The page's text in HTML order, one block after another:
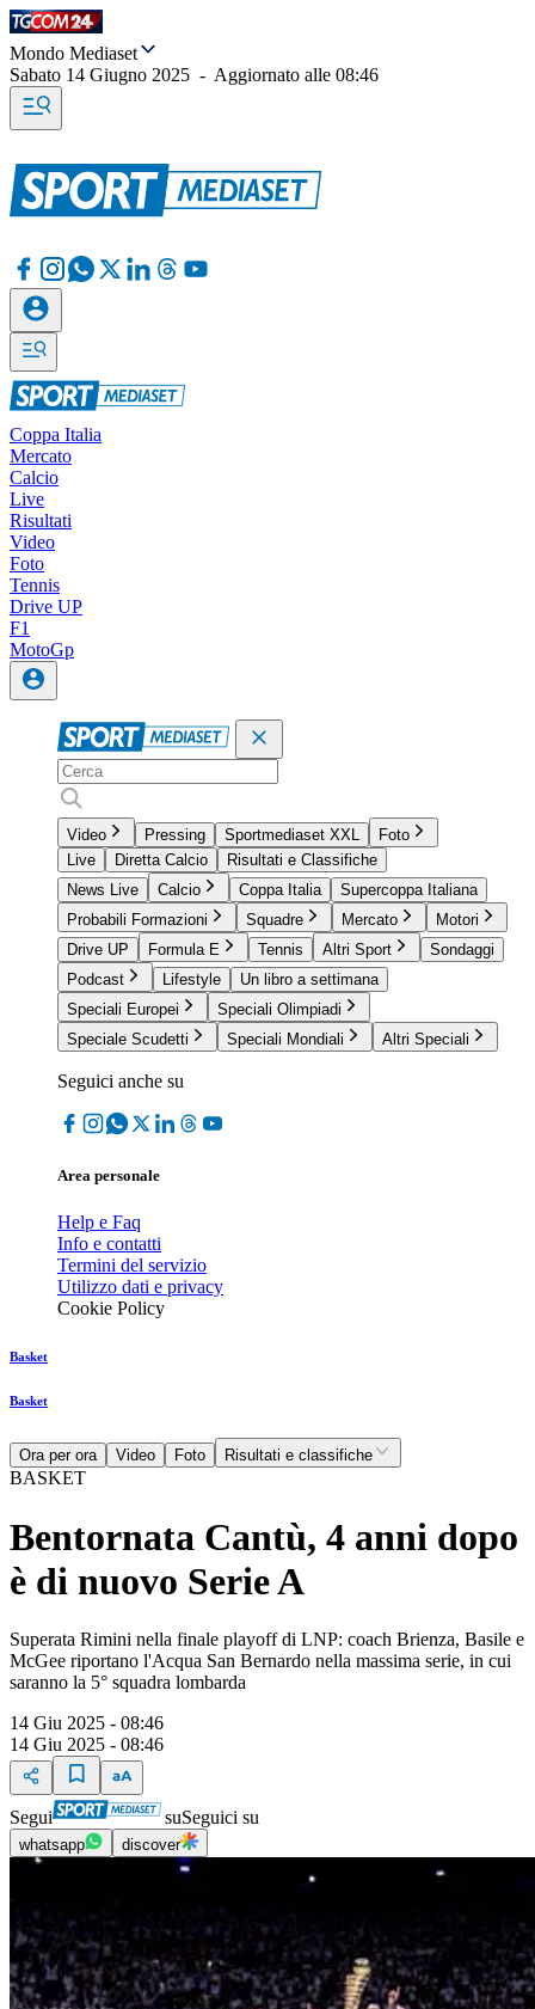
Mondo Mediaset
Sabato 14 Giugno 2025 - Aggiornato alle 08:46
Coppa Italia
Mercato
Calcio
Live
Risultati
Video
Foto
Tennis
Drive UP
F1
MotoGp
Video Pressing Sportmediaset XXL
Foto
Live
Diretta Calcio
Risultati e Classifiche
News Live
Calcio Coppa Italia
Supercoppa Italiana
Probabili Formazioni
Squadre Mercato
Motori
Drive UP
Formula E Tennis Altri Sport
Sondaggi
Podcast
Lifestyle
Un libro a settimana
Speciali Europei
Speciali Olimpiadi
Speciale Scudetti
Speciali Mondiali Altri Speciali
Seguici anche su
Area personale
Help e Faq
Info e contatti
Termini del servizio
Utilizzo dati e privacy
Cookie Policy
Basket
Basket
Ora per ora Video Foto Risultati e classifiche
BASKET
Bentornata Cantù, 4 anni dopo
è di nuovo Serie A
Superata Rimini nella finale playoff di LNP: coach Brienza, Basile e
McGee riportano l'Acqua San Bernardo nella massima serie, in cui
saranno la 5° squadra lombarda
14 Giu 2025 - 08:46
14 Giu 2025 - 08:46
Segui suSeguici su
whatsapp discover